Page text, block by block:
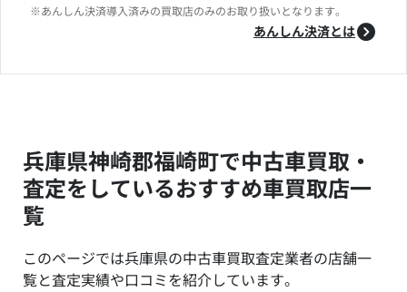
※あんしん決済導入済みの買取店のみのお取り扱いとなります。
あんしん決済とは
兵庫県神崎郡福崎町で中古車買取・
査定をしているおすすめ車買取店一
覧
このページでは兵庫県の中古車買取査定業者の店舗一
覧と査定実績や口コミを紹介しています。